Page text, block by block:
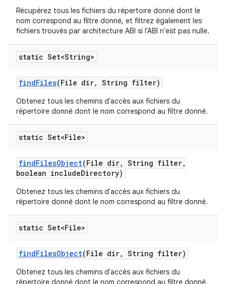
Récupérez tous les fichiers du répertoire donné dont le
nom correspond au filtre donné, et filtrez également les
fichiers trouvés par architecture ABI si l'ABI n'est pas nulle.
static Set<String>
findFiles(File dir, String filter)
Obtenez tous les chemins d'accès aux fichiers du
répertoire donné dont le nom correspond au filtre donné.
static Set<File>
findFilesObject(File dir, String filter,
boolean includeDirectory)
Obtenez tous les chemins d'accès aux fichiers du
répertoire donné dont le nom correspond au filtre donné.
static Set<File>
findFilesObject(File dir, String filter)
Obtenez tous les chemins d'accès aux fichiers du
répertoire donné dont le nom correspond au filtre donné.